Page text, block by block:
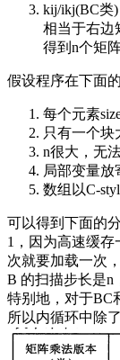
kij/ikj(BC类)
相当于右边
得到n个矩
假设程序在下面
每个元素
只有一个块
n很大，无
局部变量放
数组以C-
可以得到下面的
1，因为高速缓存
次就要加载一次
B 的扫描步长是n
特别地，对于BC
所以内循环中除